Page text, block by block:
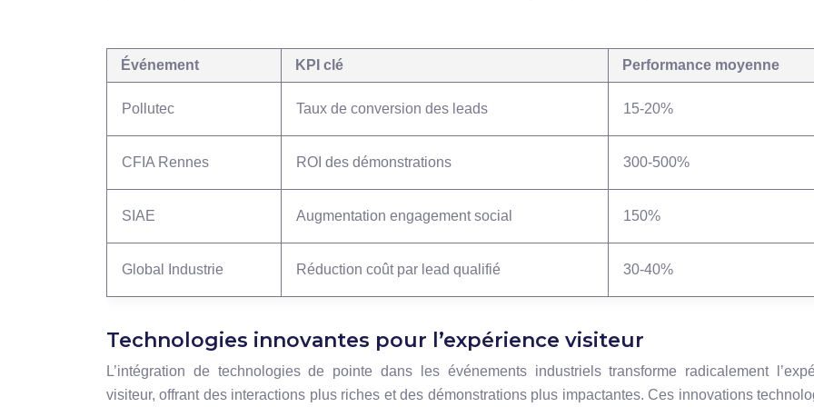
Événement KPI clé Performance moyenne
Pollutec Taux de conversion des leads 15-20%
CFIA Rennes ROI des démonstrations 300-500%
SIAE Augmentation engagement social 150%
Global Industrie Réduction coût par lead qualifié 30-40%
Technologies innovantes pour l’expérience visiteur
L’intégration de technologies de pointe dans les événements industriels transforme radicalement
visiteur, offrant des interactions plus riches et des démonstrations plus impactantes. Ces innovations